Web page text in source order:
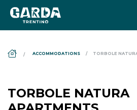
ACCOMMODATIONS TORBOLE
TORBOLE NATURA